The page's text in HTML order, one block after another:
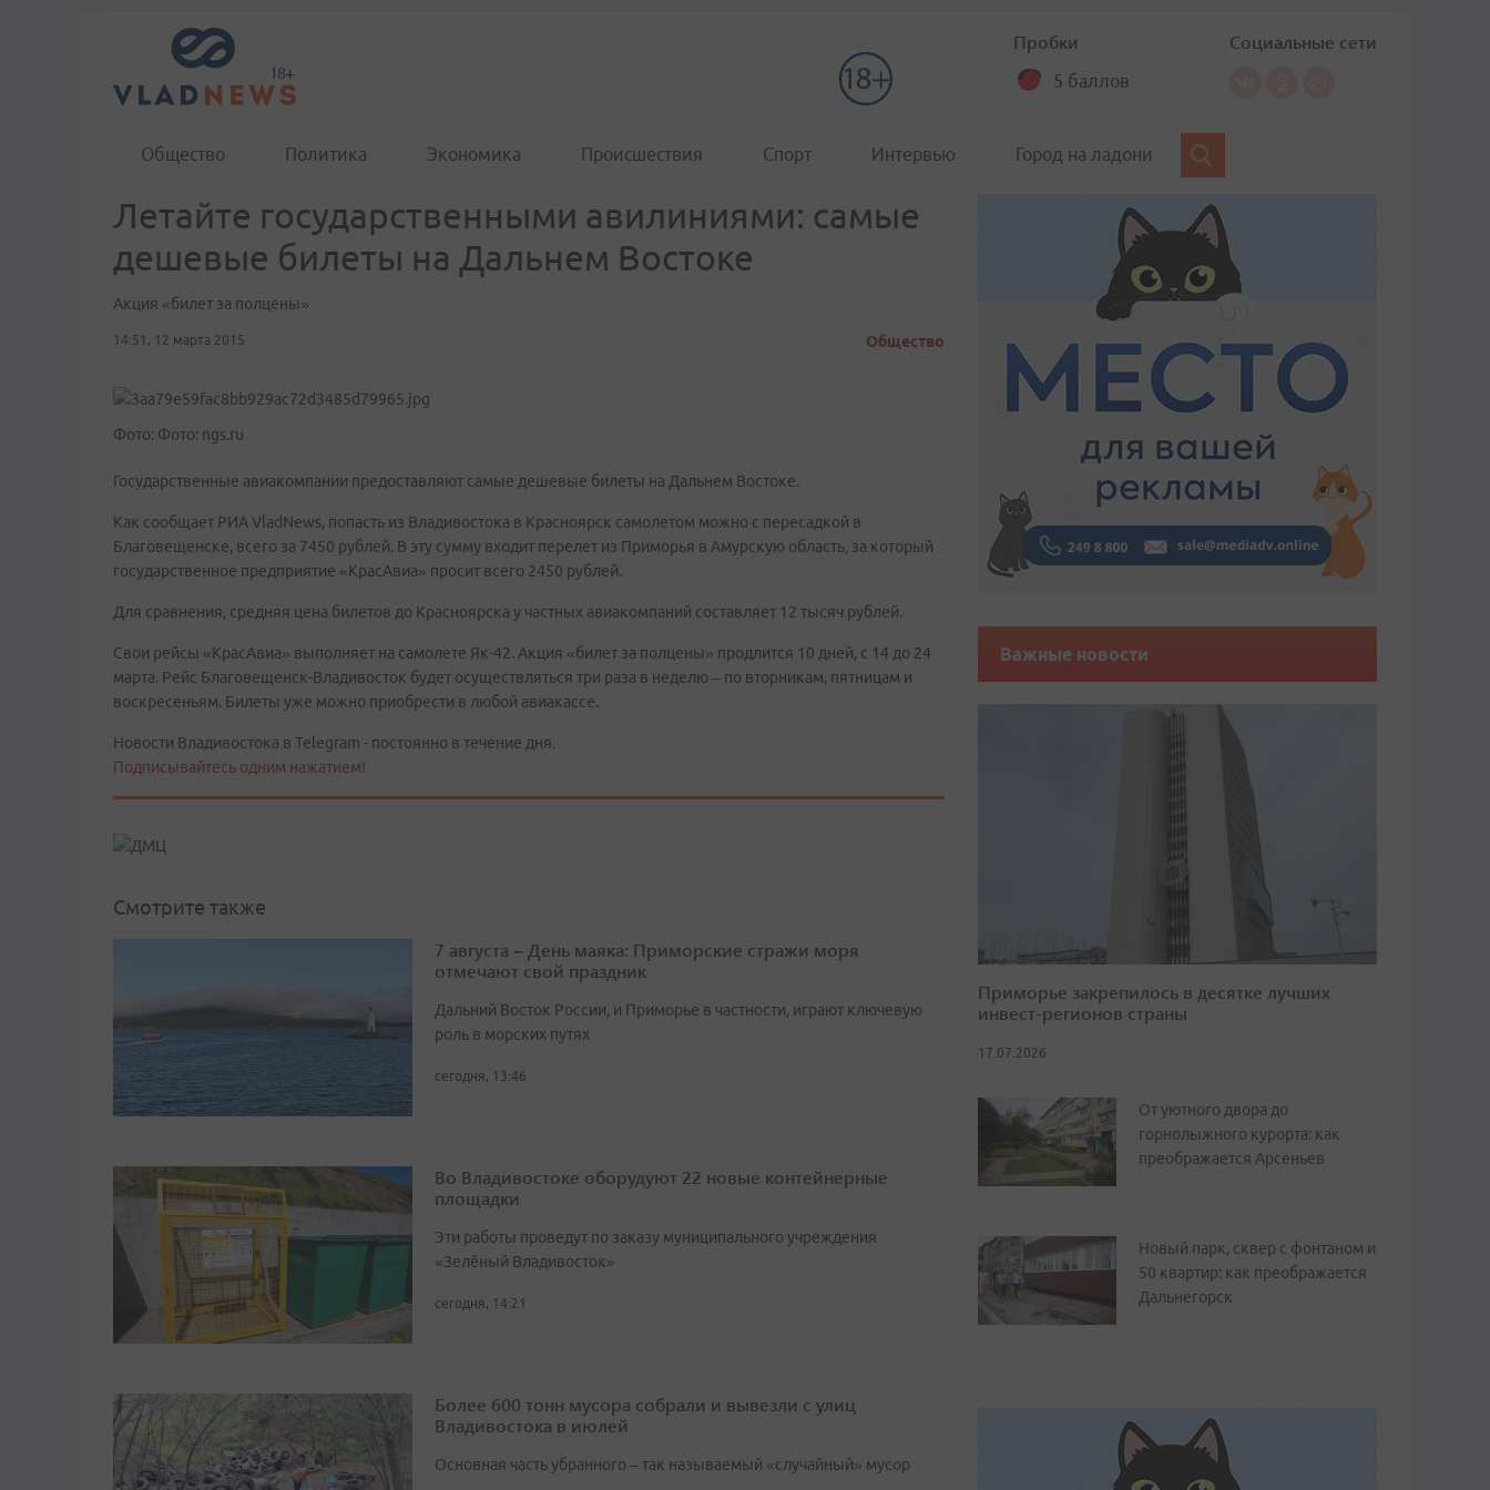
Пробки
5 баллов
Социальные сети
Общество Политика Экономика Происшествия Спорт Интервью Город на ладони
Летайте государственными авилиниями: самые
дешевые билеты на Дальнем Востоке
Акция «билет за полцены»
14:51, 12 марта 2015 Общество
Фото: Фото: ngs.ru
Государственные авиакомпании предоставляют самые дешевые билеты на Дальнем Востоке.
Как сообщает РИА VladNews, попасть из Владивостока в Красноярск самолетом можно с пересадкой в
Благовещенске, всего за 7450 рублей. В эту сумму входит перелет из Приморья в Амурскую область, за который
государственное предприятие «КрасАвиа» просит всего 2450 рублей.
Для сравнения, средняя цена билетов до Красноярска у частных авиакомпаний составляет 12 тысяч рублей.
Свои рейсы «КрасАвиа» выполняет на самолете Як-42. Акция «билет за полцены» продлится 10 дней, с 14 до 24
марта. Рейс Благовещенск-Владивосток будет осуществляться три раза в неделю – по вторникам, пятницам и
воскресеньям. Билеты уже можно приобрести в любой авиакассе.
Новости Владивостока в Telegram - постоянно в течение дня.
Подписывайтесь одним нажатием!
Смотрите также
7 августа – День маяка: Приморские стражи моря
отмечают свой праздник
Дальний Восток России, и Приморье в частности, играют ключевую
роль в морских путях
сегодня, 13:46
Во Владивостоке оборудуют 22 новые контейнерные
площадки
Эти работы проведут по заказу муниципального учреждения
«Зелёный Владивосток»
сегодня, 14:21
Более 600 тонн мусора собрали и вывезли с улиц
Владивостока в июлей
Основная часть убранного – так называемый «случайный» мусор
Важные новости
Приморье закрепилось в десятке лучших
инвест-регионов страны
17.07.2026
От уютного двора до
горнолыжного курорта: как
преображается Арсеньев
Новый парк, сквер с фонтаном и
50 квартир: как преображается
Дальнегорск